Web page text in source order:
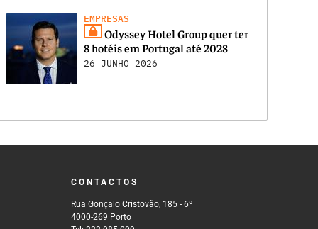
EMPRESAS
Odyssey Hotel Group quer ter
8 hotéis em Portugal até 2028
26 JUNHO 2026
CONTACTOS
Rua Gonçalo Cristovão, 185 - 6º
4000-269 Porto